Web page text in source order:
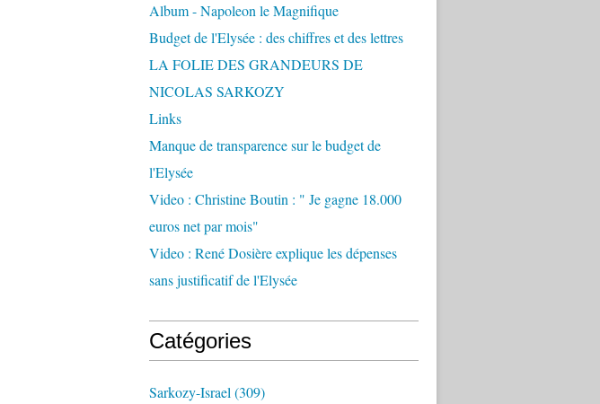
Album - Napoleon le Magnifique
Budget de l'Elysée : des chiffres et des lettres
LA FOLIE DES GRANDEURS DE
NICOLAS SARKOZY
Links
Manque de transparence sur le budget de
l'Elysée
Video : Christine Boutin : " Je gagne 18.000
euros net par mois"
Video : René Dosière explique les dépenses
sans justificatif de l'Elysée
Catégories
Sarkozy-Israel (309)